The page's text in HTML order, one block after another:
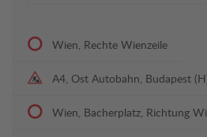
Wien, Rechte Wienzeile
A4, Ost Autobahn, Budapest
Wien, Bacherplatz, Richtung